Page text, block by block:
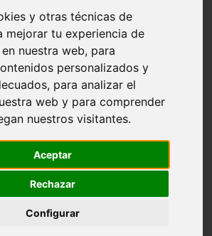
y otras técnicas de
mejorar tu experiencia de
nuestra web, para
personalizados y
para analizar el
web y para comprender
nuestros visitantes.
Aceptar
Rechazar
Configurar